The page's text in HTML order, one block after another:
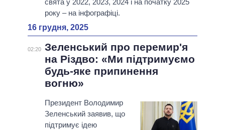
свята у 2022, 2023, 2024 і на початку 2025
року – на інфографіці.
16 грудня, 2025
02:20 Зеленський про перемир'я
на Різдво: «Ми підтримуємо
будь-яке припинення
вогню»
Президент Володимир
Зеленський заявив, що
підтримує ідею